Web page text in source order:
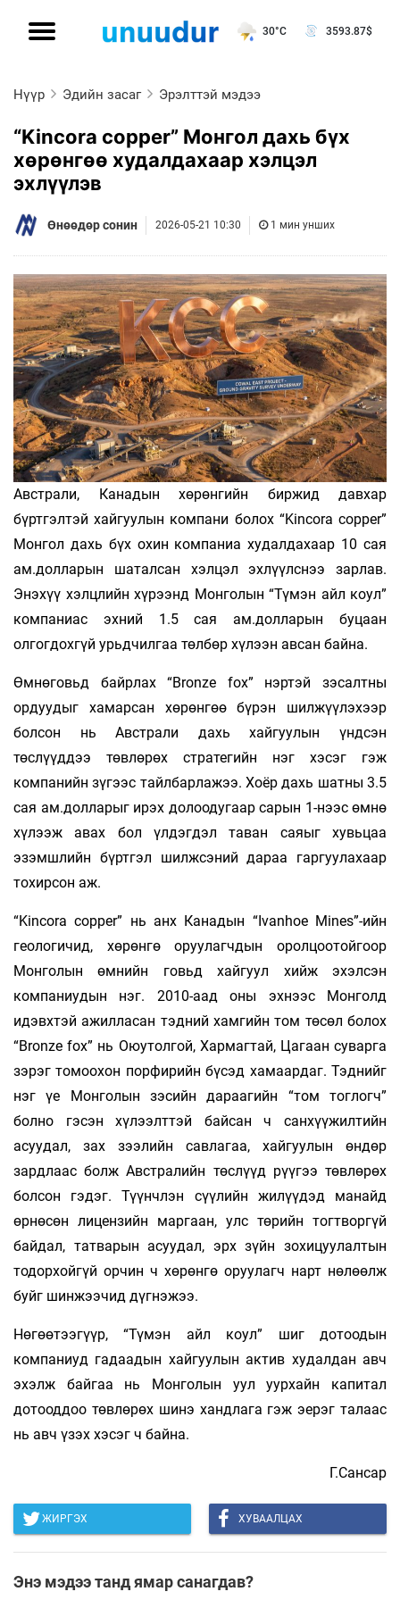
30°C 3593.87$
Нүүр Эдийн засаг Эрэлттэй мэдээ
“Kincora copper” Монгол дахь бүх
хөрөнгөө худалдахаар хэлцэл
эхлүүлэв
Өнөөдөр сонин 2026-05-21 10:30 1 мин унших
Австрали, Канадын хөрөнгийн биржид давхар
бүртгэлтэй хайгуулын компани болох “Kincora copper”
Монгол дахь бүх охин компаниа худалдахаар 10 сая
ам.долларын шаталсан хэлцэл эхлүүлснээ зарлав.
Энэхүү хэлцлийн хүрээнд Монголын “Түмэн айл коул”
компаниас эхний 1.5 сая ам.долларын буцаан
олгогдохгүй урьдчилгаа төлбөр хүлээн авсан байна.
Өмнөговьд байрлах “Bronze fox” нэртэй зэсалтны
ордуудыг хамарсан хөрөнгөө бүрэн шилжүүлэхээр
болсон нь Австрали дахь хайгуулын үндсэн
төслүүддээ төвлөрөх стратегийн нэг хэсэг гэж
компанийн зүгээс тайлбарлажээ. Хоёр дахь шатны 3.5
сая ам.долларыг ирэх долоодугаар сарын 1-нээс өмнө
хүлээж авах бол үлдэгдэл таван саяыг хувьцаа
эзэмшлийн бүртгэл шилжсэний дараа гаргуулахаар
тохирсон аж.
“Kincora copper” нь анх Канадын “Ivanhoe Mines”-ийн
геологичид, хөрөнгө оруулагчдын оролцоотойгоор
Монголын өмнийн говьд хайгуул хийж эхэлсэн
компаниудын нэг. 2010-аад оны эхнээс Монголд
идэвхтэй ажилласан тэдний хамгийн том төсөл болох
“Bronze fox” нь Оюутолгой, Хармагтай, Цагаан суварга
зэрэг томоохон порфирийн бүсэд хамаардаг. Тэднийг
нэг үе Монголын зэсийн дараагийн “том тоглогч”
болно гэсэн хүлээлттэй байсан ч санхүүжилтийн
асуудал, зах зээлийн савлагаа, хайгуулын өндөр
зардлаас болж Австралийн төслүүд рүүгээ төвлөрөх
болсон гэдэг. Түүнчлэн сүүлийн жилүүдэд манайд
өрнөсөн лицензийн маргаан, улс төрийн тогтворгүй
байдал, татварын асуудал, эрх зүйн зохицуулалтын
тодорхойгүй орчин ч хөрөнгө оруулагч нарт нөлөөлж
буйг шинжээчид дүгнэжээ.
Нөгөөтээгүүр, “Түмэн айл коул” шиг дотоодын
компаниуд гадаадын хайгуулын актив худалдан авч
эхэлж байгаа нь Монголын уул уурхайн капитал
дотооддоо төвлөрөх шинэ хандлага гэж эерэг талаас
нь авч үзэх хэсэг ч байна.
Г.Сансар
ЖИРГЭХ ХУВААЛЦАХ
Энэ мэдээ танд ямар санагдав?